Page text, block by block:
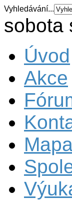
Vyhledávání...
sobota
Úvod
Akce